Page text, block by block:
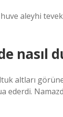
aleyhi
nasıl
altları
ederdi.